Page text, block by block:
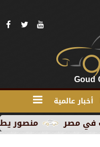
أخبار عالمية
منصور يطلق MG RX9 PHEV الجديدة كليًا في السوق المصري كأول سيارة Plug-in Hybrid من العلامة